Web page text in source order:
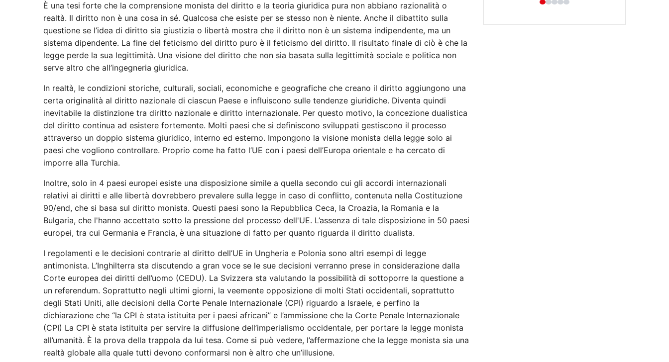
È una tesi forte che la comprensione monista del diritto e la teoria giuridica pura non abbiano razionalità o
realtà. Il diritto non è una cosa in sé. Qualcosa che esiste per se stesso non è niente. Anche il dibattito sulla
questione se l’idea di diritto sia giustizia o libertà mostra che il diritto non è un sistema indipendente, ma un
sistema dipendente. La fine del feticismo del diritto puro è il feticismo del diritto. Il risultato finale di ciò è che la
legge perde la sua legittimità. Una visione del diritto che non sia basata sulla legittimità sociale e politica non
serve altro che all’ingegneria giuridica.
In realtà, le condizioni storiche, culturali, sociali, economiche e geografiche che creano il diritto aggiungono una
certa originalità al diritto nazionale di ciascun Paese e influiscono sulle tendenze giuridiche. Diventa quindi
inevitabile la distinzione tra diritto nazionale e diritto internazionale. Per questo motivo, la concezione dualistica
del diritto continua ad esistere fortemente. Molti paesi che si definiscono sviluppati gestiscono il processo
attraverso un doppio sistema giuridico, interno ed esterno. Impongono la visione monista della legge solo ai
paesi che vogliono controllare. Proprio come ha fatto l’UE con i paesi dell’Europa orientale e ha cercato di
imporre alla Turchia.
Inoltre, solo in 4 paesi europei esiste una disposizione simile a quella secondo cui gli accordi internazionali
relativi ai diritti e alle libertà dovrebbero prevalere sulla legge in caso di conflitto, contenuta nella Costituzione
90/end, che si basa sul diritto monista. Questi paesi sono la Repubblica Ceca, la Croazia, la Romania e la
Bulgaria, che l'hanno accettato sotto la pressione del processo dell'UE. L’assenza di tale disposizione in 50 paesi
europei, tra cui Germania e Francia, è una situazione di fatto per quanto riguarda il diritto dualista.
I regolamenti e le decisioni contrarie al diritto dell’UE in Ungheria e Polonia sono altri esempi di legge
antimonista. L’Inghilterra sta discutendo a gran voce se le sue decisioni verranno prese in considerazione dalla
Corte europea dei diritti dell’uomo (CEDU). La Svizzera sta valutando la possibilità di sottoporre la questione a
un referendum. Soprattutto negli ultimi giorni, la veemente opposizione di molti Stati occidentali, soprattutto
degli Stati Uniti, alle decisioni della Corte Penale Internazionale (CPI) riguardo a Israele, e perfino la
dichiarazione che “la CPI è stata istituita per i paesi africani” e l’ammissione che la Corte Penale Internazionale
(CPI) La CPI è stata istituita per servire la diffusione dell’imperialismo occidentale, per portare la legge monista
all’umanità. È la prova della trappola da lui tesa. Come si può vedere, l’affermazione che la legge monista sia una
realtà globale alla quale tutti devono conformarsi non è altro che un’illusione.